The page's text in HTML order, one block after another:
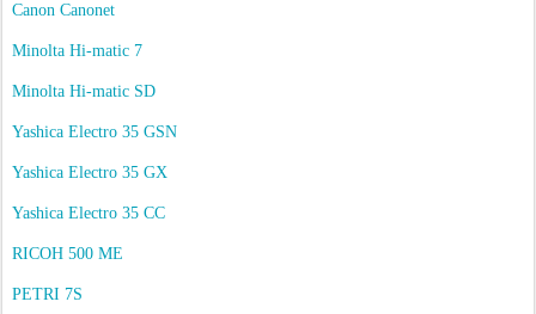
Canon Canonet
Minolta Hi-matic 7
Minolta Hi-matic SD
Yashica Electro 35 GSN
Yashica Electro 35 GX
Yashica Electro 35 CC
RICOH 500 ME
PETRI 7S